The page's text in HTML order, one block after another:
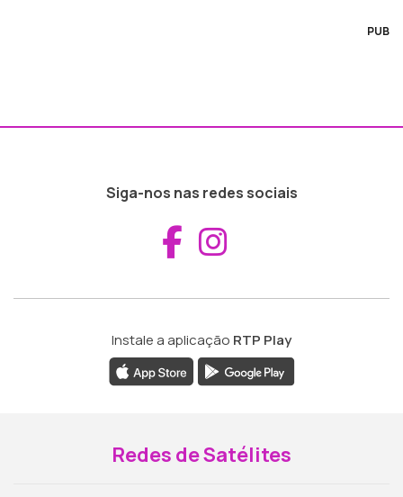
PUB
Siga-nos nas redes sociais
Aceder ao
Instale a aplicação RTP Play
Redes de Satélites